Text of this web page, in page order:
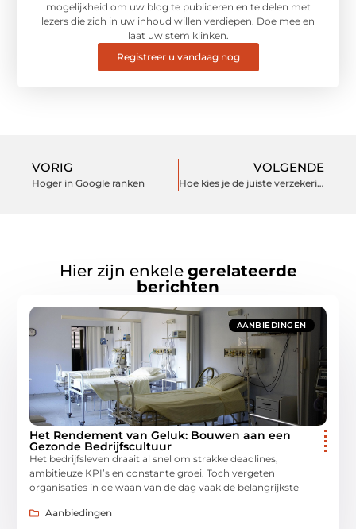
mogelijkheid om uw blog te publiceren en te delen met
lezers die zich in uw inhoud willen verdiepen. Doe mee en
laat uw stem klinken.
Registreer u vandaag nog
VORIG
Hoger in Google ranken
VOLGENDE
Hoe kies je de juiste verzekering
Hier zijn enkele gerelateerde
berichten
AANBIEDINGEN
Het Rendement van Geluk: Bouwen aan een
Gezonde Bedrijfscultuur
Het bedrijfsleven draait al snel om strakke deadlines,
ambitieuze KPI’s en constante groei. Toch vergeten
organisaties in de waan van de dag vaak de belangrijkste
Aanbiedingen